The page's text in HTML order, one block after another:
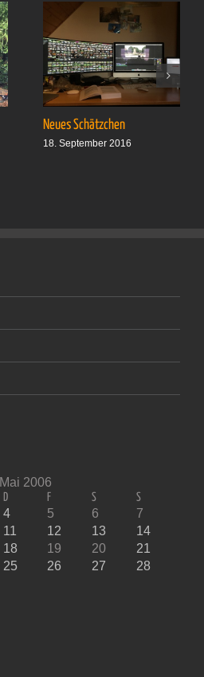
Neues Schätzchen
18. September 2016
Mai 2006
D F S S
4 5 6
7
11 12 13
14
18 19 20
21
25 26 27
28